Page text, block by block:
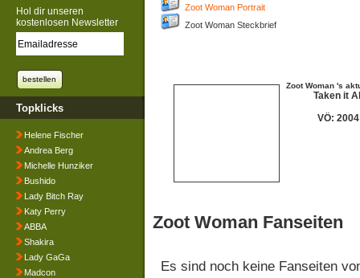
Hol dir unseren
kostenlosen Newsletter
Topklicks
Helene Fischer
Andrea Berg
Michelle Hunziker
Bushido
Lady Bitch Ray
Katy Perry
ABBA
Shakira
Lady GaGa
Madcon
Zoot Woman Portrait
Zoot Woman Steckbrief
Zoot Woman 's
Taken it
VÖ: 2004
Zoot Woman Fanseiten
Es sind noch keine Fanseiten